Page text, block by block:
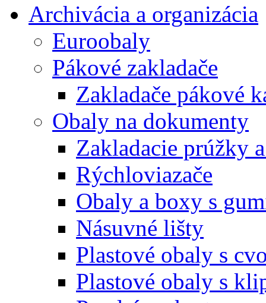
Archivácia a organizácia
Euroobaly
Pákové zakladače
Zakladače pákové
Obaly na dokumenty
Zakladacie prúžky
Rýchloviazače
Obaly a boxy s
Násuvné lišty
Plastové obaly s
Plastové obaly s